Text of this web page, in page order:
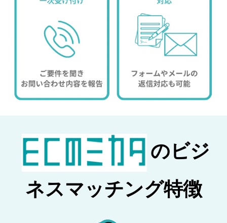
のビジ
ネスマッチング特徴